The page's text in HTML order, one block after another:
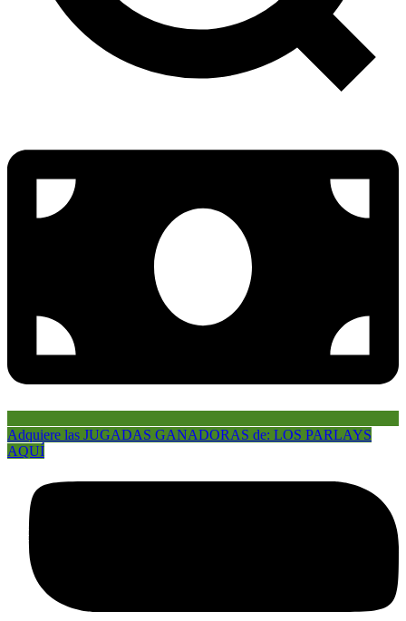
Adquiere las JUGADAS GANADORAS de: LOS PARLAYS
AQUÍ